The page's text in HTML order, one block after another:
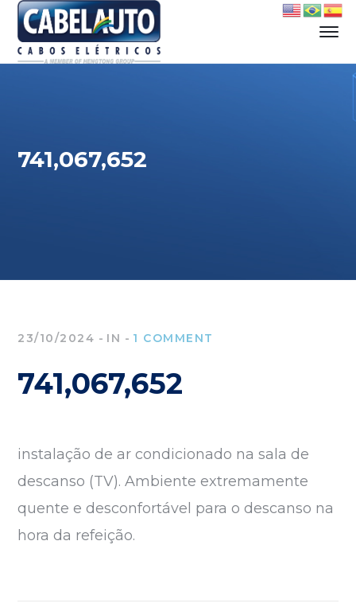
741,067,652
23/10/2024 IN 1 COMMENT
741,067,652
instalação de ar condicionado na sala de
descanso (TV). Ambiente extremamente
quente e desconfortável para o descanso na
hora da refeição.